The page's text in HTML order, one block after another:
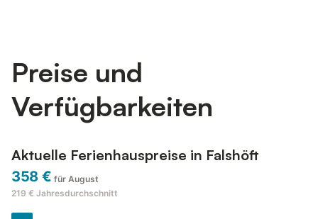
Preise und
Verfügbarkeiten
Aktuelle Ferienhauspreise in Falshöft
358 € für August
219 € Jahresdurchschnitt